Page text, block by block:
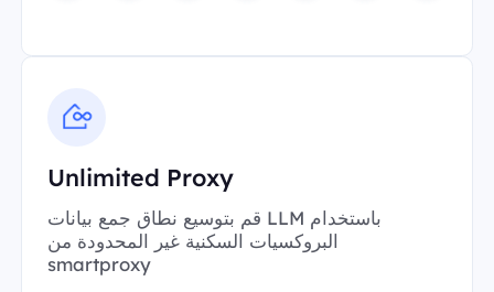
Unlimited Proxy
قم بتوسيع نطاق جمع بيانات LLM باستخدام
البروكسيات السكنية غير المحدودة من
smartproxy